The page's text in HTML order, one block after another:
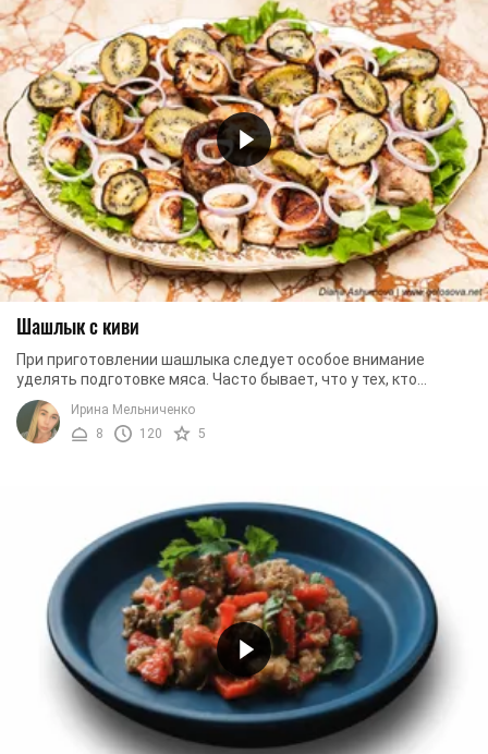
Шашлык с киви
При приготовлении шашлыка следует особое внимание
уделять подготовке мяса. Часто бывает, что у тех, кто
желает приготовить вкуснейшее блюдо впервые, ...
Ирина Мельниченко
8
120 5